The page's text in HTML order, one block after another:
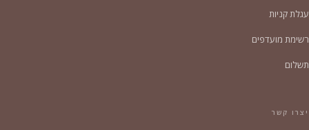
עגלת קניות
רשימת מועדפים
תשלום
יצרו קשר